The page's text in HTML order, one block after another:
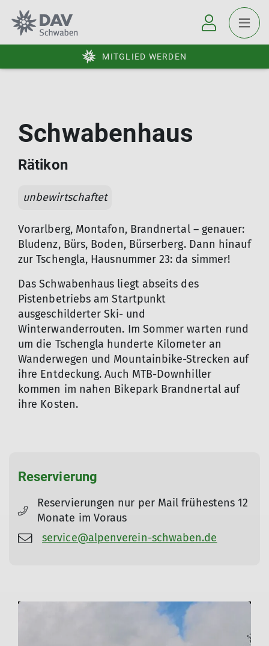
MITGLIED WERDEN
Schwabenhaus
Rätikon
unbewirtschaftet
Vorarlberg, Montafon, Brandnertal – genauer:
Bludenz, Bürs, Boden, Bürserberg. Dann hinauf
zur Tschengla, Hausnummer 23: da simmer!
Das Schwabenhaus liegt abseits des
Pistenbetriebs am Startpunkt
ausgeschilderter Ski- und
Winterwanderrouten. Im Sommer warten rund
um die Tschengla hunderte Kilometer an
Wanderwegen und Mountainbike-Strecken auf
ihre Entdeckung. Auch MTB-Downhiller
kommen im nahen Bikepark Brandnertal auf
ihre Kosten.
Reservierung
Reservierungen nur per Mail frühestens 12
Monate im Voraus
service@alpenverein-schwaben.de